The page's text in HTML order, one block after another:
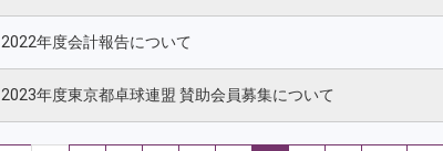
2022年度会計報告について
2023年度東京都卓球連盟 賛助会員募集について